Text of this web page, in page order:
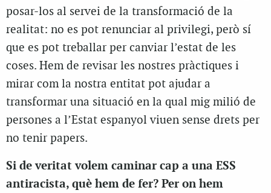
posar-los al servei de la transformació de la
realitat: no es pot renunciar al privilegi, però sí
que es pot treballar per canviar l’estat de les
coses. Hem de revisar les nostres pràctiques i
mirar com la nostra entitat pot ajudar a
transformar una situació en la qual mig milió de
persones a l’Estat espanyol viuen sense drets per
no tenir papers.
Si de veritat volem caminar cap a una ESS
antiracista, què hem de fer? Per on hem